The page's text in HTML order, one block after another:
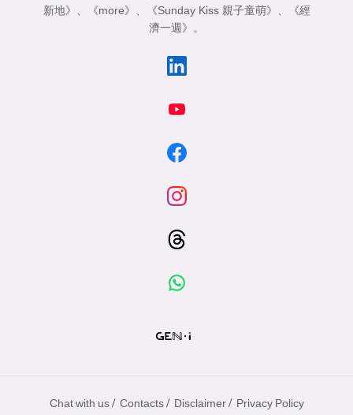
新地》
《more》 《Sunday Kiss 親子童萌》
《經
濟一週》
。
Chat with us / Contacts / Disclaimer / Privacy Policy